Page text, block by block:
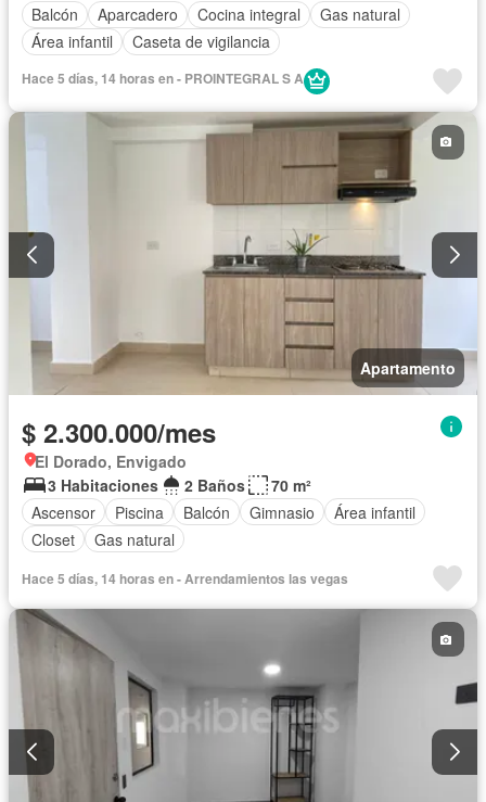
Balcón
Aparcadero Cocina integral
Gas natural
Área infantil
Caseta de vigilancia
Hace 5 días, 14 horas en - PROINTEGRAL S A
Apartamento
$ 2.300.000/mes
El Dorado, Envigado
3 Habitaciones
2 Baños
70 m²
Ascensor
Piscina Balcón Gimnasio
Área infantil
Closet
Gas natural
Hace 5 días, 14 horas en - Arrendamientos las vegas